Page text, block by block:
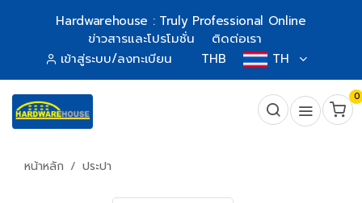
Hardwarehouse : Truly Professional Online
ข่าวสารและโปรโมชั่น
ติดต่อเรา
เข้าสู่ระบบ/ลงทะเบียน
THB TH
0
หน้าหลัก ประปา